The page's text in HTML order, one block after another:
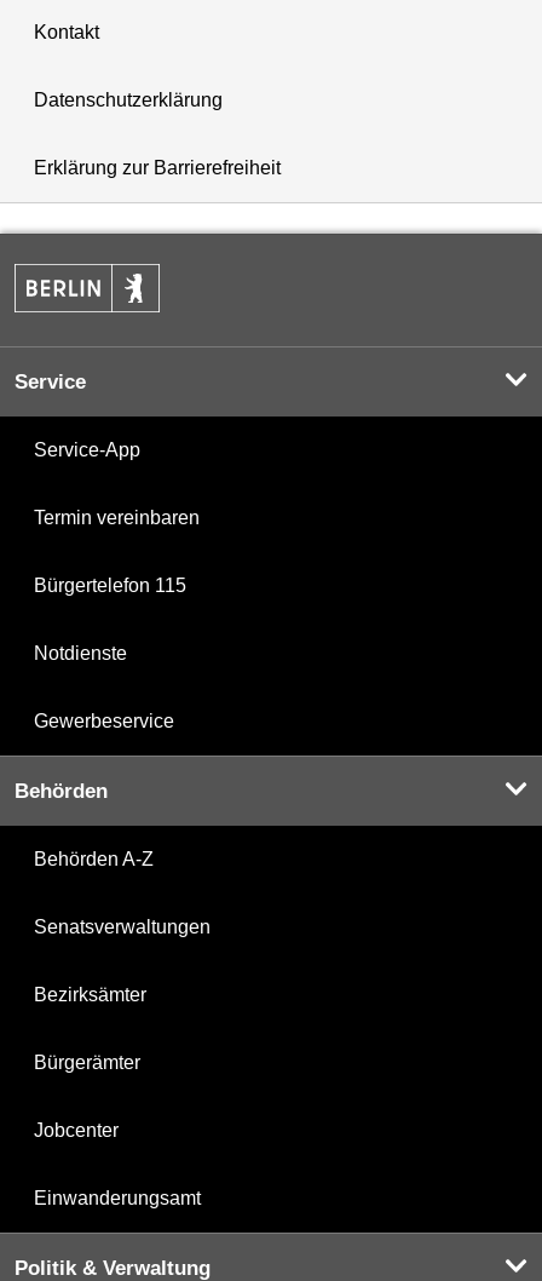
Kontakt
Datenschutzerklärung
Erklärung zur Barrierefreiheit
Service
Service-App
Termin vereinbaren
Bürgertelefon 115
Notdienste
Gewerbeservice
Behörden
Behörden A-Z
Senatsverwaltungen
Bezirksämter
Bürgerämter
Jobcenter
Einwanderungsamt
Politik & Verwaltung